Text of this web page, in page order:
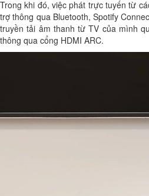
Trong khi đó, việc phát trực tuyến từ
trợ thông qua Bluetooth, Spotify
truyền tải âm thanh từ TV của mình
thông qua cổng HDMI ARC.